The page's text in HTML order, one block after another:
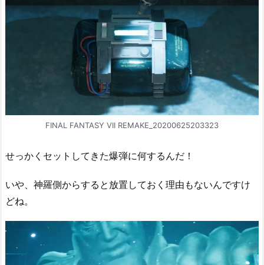
FINAL FANTASY VII REMAKE_20200625203323
せっかくセットしてきた爆弾に何するんだ！
いや、神羅側からすると放置しておく理由もないんですけ
どね。